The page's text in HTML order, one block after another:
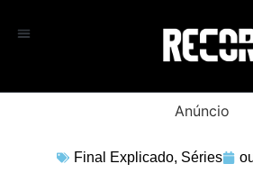
Anúncio
Final Explicado, Séries